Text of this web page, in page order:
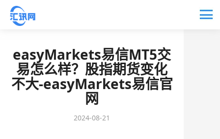
easyMarkets易信MT5交
易怎么样？股指期货变化
不大-easyMarkets易信官
网
2024-08-21